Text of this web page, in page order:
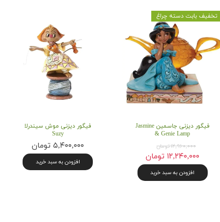
فیگور دیزنی جاسمین Jasmine
& Genie Lamp
۱۲,۹۶۰,۰۰۰ تومان
۱۲,۲۴۰,۰۰۰ تومان
افزودن به سبد خرید
تخفیف بابت دسته چراغ
فیگور دیزنی موش سیندرلا
Suzy
۵,۴۰۰,۰۰۰ تومان
افزودن به سبد خرید